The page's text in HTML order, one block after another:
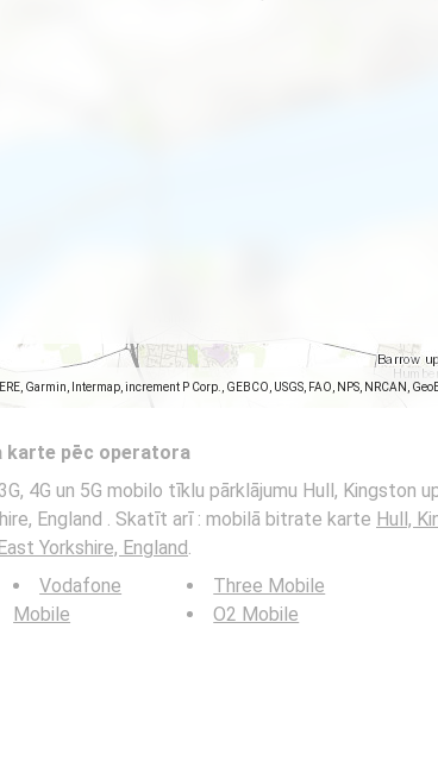
Garmin, Intermap, increment P Corp., GEBCO, USGS, FAO, NPS, NRCAN,
karte pēc operatora
4G un 5G mobilo tīklu pārklājumu Hull, Kingston
England . Skatīt arī : mobilā bitrate karte Hull,
Yorkshire, England.
Vodafone
Mobile
Three Mobile
O2 Mobile